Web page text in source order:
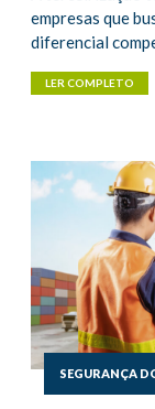
empresas que
diferencial
LER COMPLETO
SEGURANÇA